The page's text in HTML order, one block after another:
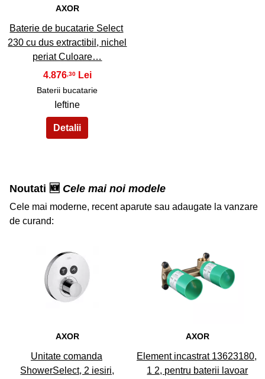
AXOR
Baterie de bucatarie Select
230 cu dus extractibil, nichel
periat Culoare…
4.876,30
Baterii bucatarie
Ieftine
Noutati 🆕 Cele mai noi modele
Cele mai moderne, recent aparute sau adaugate la vanzare
de curand:
36
AXOR
Unitate comanda
ShowerSelect, 2 iesiri,
37
AXOR
Element incastrat 13623180,
1 2, pentru baterii lavoar